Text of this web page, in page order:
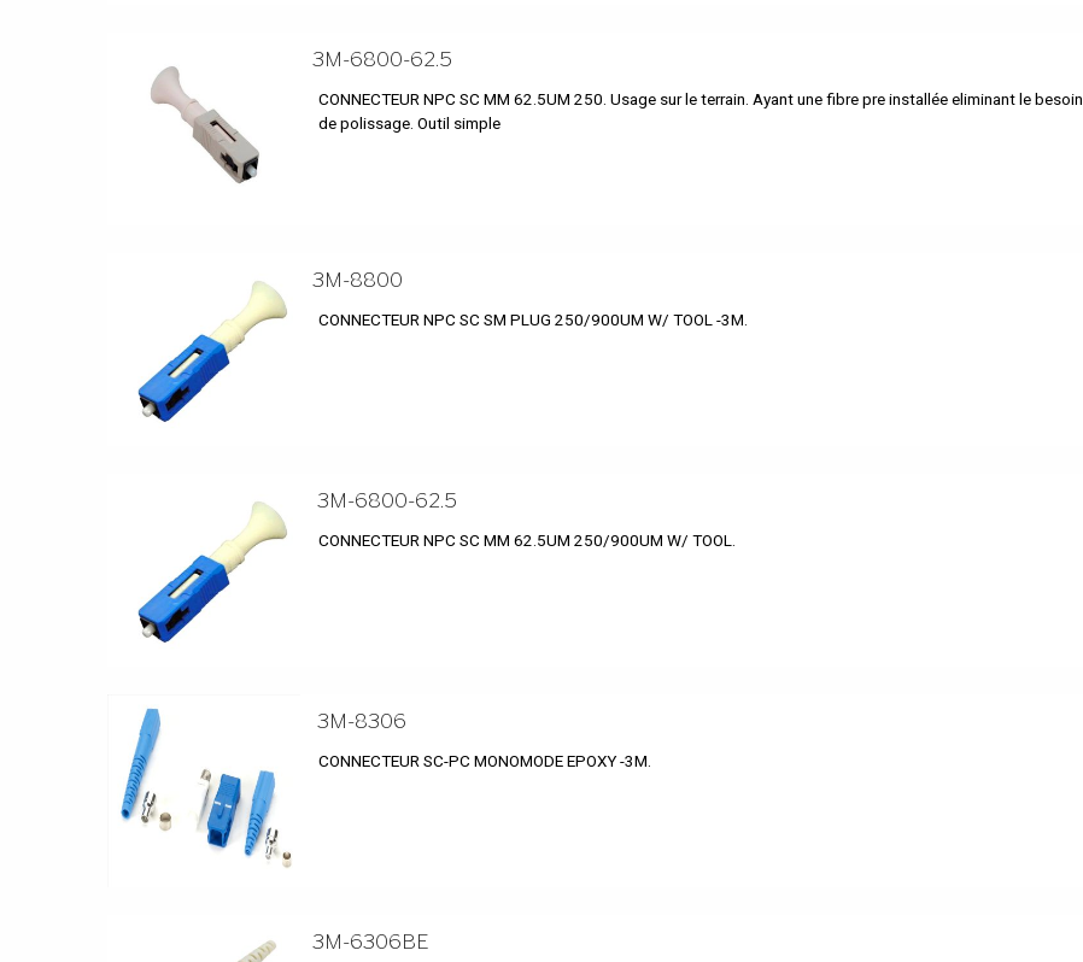
3M-6800-62.5
CONNECTEUR NPC SC MM 62.5UM 250. Usage sur le terrain. Ayant une fibre pre installée eliminant le besoin
de polissage. Outil simple
3M-8800
CONNECTEUR NPC SC SM PLUG 250/900UM W/ TOOL -3M.
3M-6800-62.5
CONNECTEUR NPC SC MM 62.5UM 250/900UM W/ TOOL.
3M-8306
CONNECTEUR SC-PC MONOMODE EPOXY -3M.
3M-6306BE